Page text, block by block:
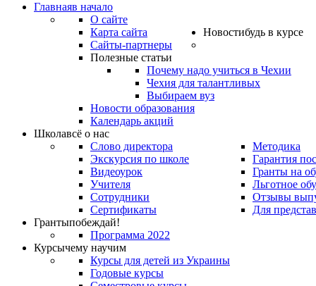
Главнаяв начало
О сайте
Карта сайта
Сайты-партнеры
Новостибудь в курсе
Полезные статьи
Почему надо учиться в Чехии
Чехия для талантливых
Выбираем вуз
Новости образования
Календарь акций
Школавсё о нас
Слово директора
Экскурсия по школе
Видеоурок
Учителя
Сотрудники
Сертификаты
Методика
Гарантия
Гранты на
Льготное
Отзывы
Для
Грантыпобеждай!
Программа 2022
Курсычему научим
Курсы для детей из Украины
Годовые курсы